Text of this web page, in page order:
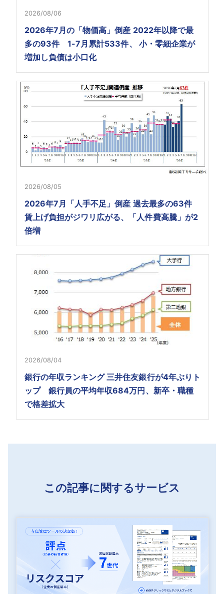
2026/08/06
2026年7月の「物価高」倒産 2022年以降で最
多の93件 1-7月累計533件、 小・零細企業が
増加し負債は小口化
2026/08/05
2026年7月「人手不足」倒産 過去最多の63件
賃上げ負担がジワリ広がる、「人件費高騰」が2
倍増
2026/08/04
銀行の年収ランキング 三井住友銀行が4年ぶりト
ップ 銀行員の平均年収684万円、新卒・職種
で格差拡大
この記事に関するサービス